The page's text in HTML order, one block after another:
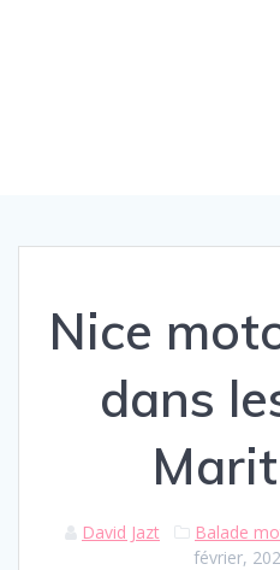
Nice
dans
David Jazt Balade
février,